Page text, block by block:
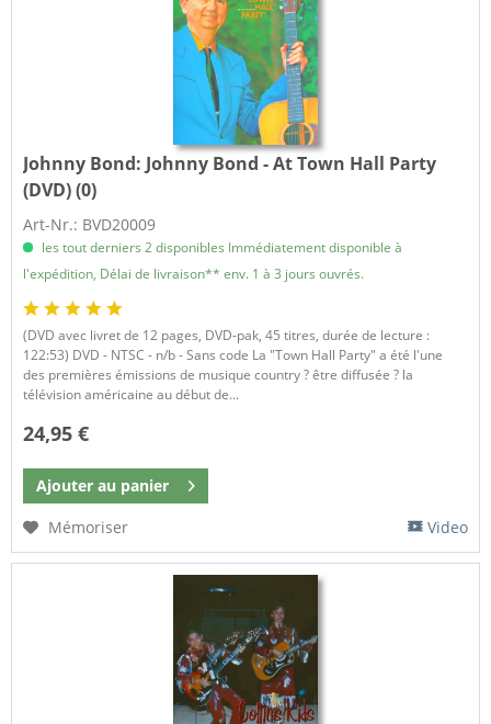
Johnny Bond: Johnny Bond - At Town Hall Party
(DVD) (0)
Art-Nr.: BVD20009
les tout derniers 2 disponibles Immédiatement disponible à
l'expédition, Délai de livraison** env. 1 à 3 jours ouvrés.
(DVD avec livret de 12 pages, DVD-pak, 45 titres, durée de lecture :
122:53) DVD - NTSC - n/b - Sans code La "Town Hall Party" a été l'une
des premières émissions de musique country ? être diffusée ? la
télévision américaine au début de...
24,95 €
Ajouter au panier
Mémoriser
Video